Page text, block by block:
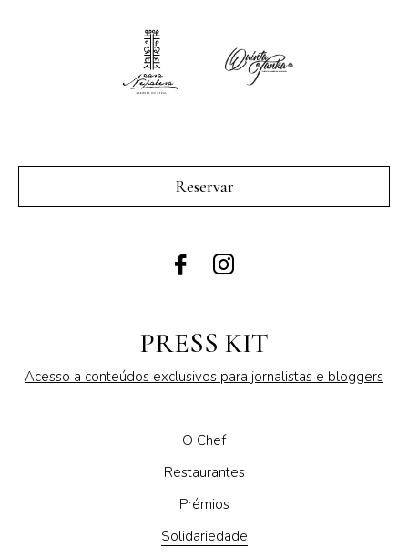
Reservar
PRESS KIT
Acesso a conteúdos exclusivos para jornalistas e bloggers
O Chef
Restaurantes
Prémios
Solidariedade